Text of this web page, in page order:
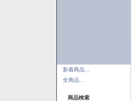
新着商品...
全商品...
商品検索